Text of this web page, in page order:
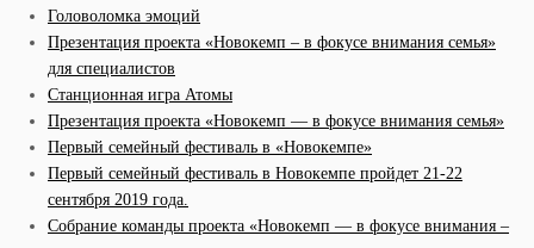
Головоломка эмоций
Презентация проекта «Новокемп – в фокусе внимания семья»
для специалистов
Станционная игра Атомы
Презентация проекта «Новокемп — в фокусе внимания семья»
Первый семейный фестиваль в «Новокемпе»
Первый семейный фестиваль в Новокемпе пройдет 21-22
сентября 2019 года.
Cобрание команды проекта «Новокемп — в фокусе внимания –